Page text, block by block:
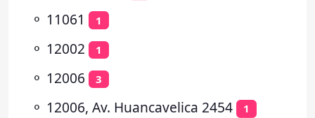
⚬ 11061 1
⚬ 12002 1
⚬ 12006 3
⚬ 12006, Av. Huancavelica 2454 1